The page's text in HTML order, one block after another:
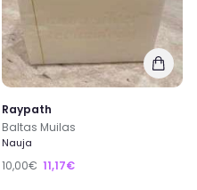
Raypath
Baltas Muilas
Nauja
10,00€ 11,17€